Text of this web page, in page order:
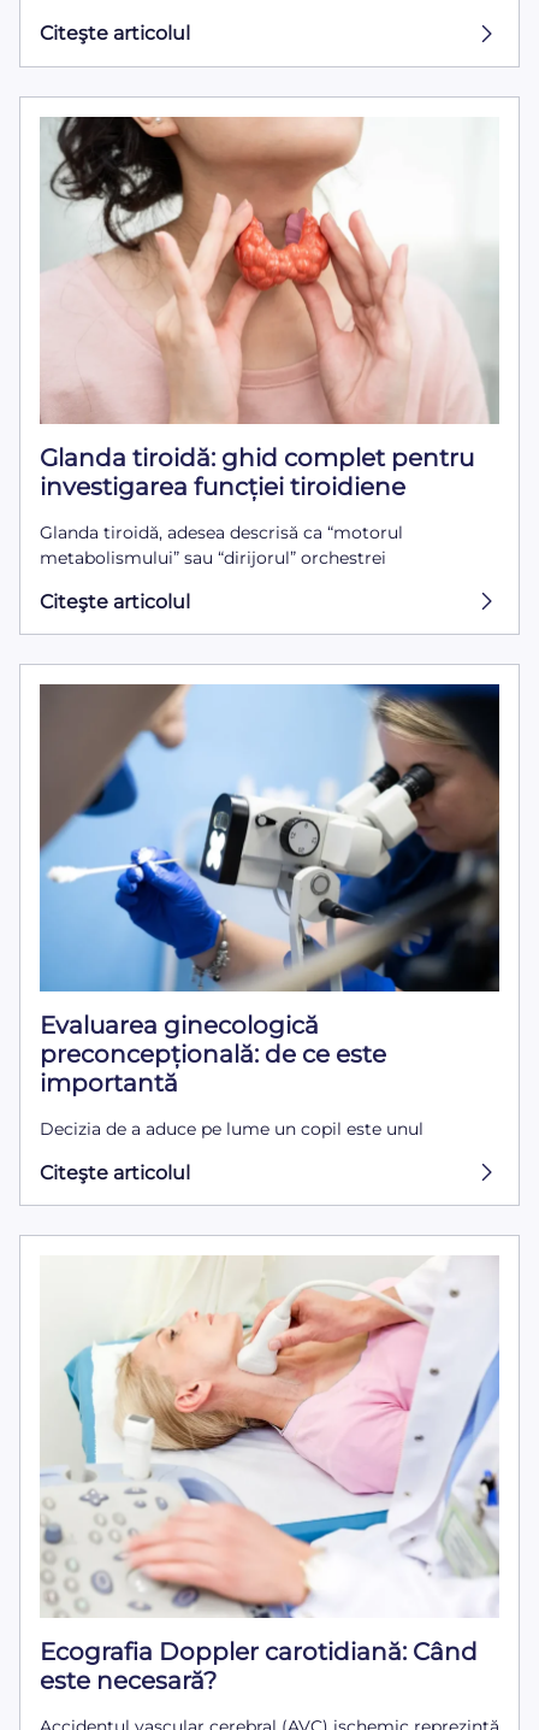
Citeşte articolul
Glanda tiroidă: ghid complet pentru
investigarea funcției tiroidiene
Glanda tiroidă, adesea descrisă ca “motorul
metabolismului” sau “dirijorul” orchestrei
Citeşte articolul
Evaluarea ginecologică
preconcepțională: de ce este
importantă
Decizia de a aduce pe lume un copil este unul
Citeşte articolul
Ecografia Doppler carotidiană: Când
este necesară?